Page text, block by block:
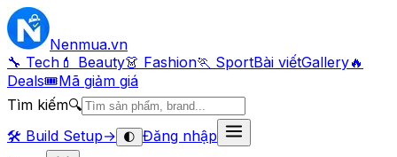
Nenmua.vn
🔧 Tech 💄 Beauty👗 Fashion🏃 SportBài viếtGallery🔥
Deals🎟Mã giảm giá
Tìm kiếm🔍
🛠️ Build Setup→ 🌓 Đăng nhập